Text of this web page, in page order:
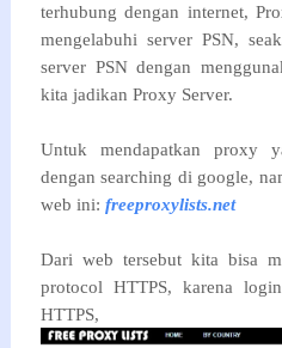
terhubung dengan internet,
mengelabuhi server PSN,
server PSN dengan
kita jadikan Proxy Server.
Untuk mendapatkan proxy
dengan searching di google,
web ini: freeproxylists.net
Dari web tersebut kita bisa
protocol HTTPS, karena
HTTPS,